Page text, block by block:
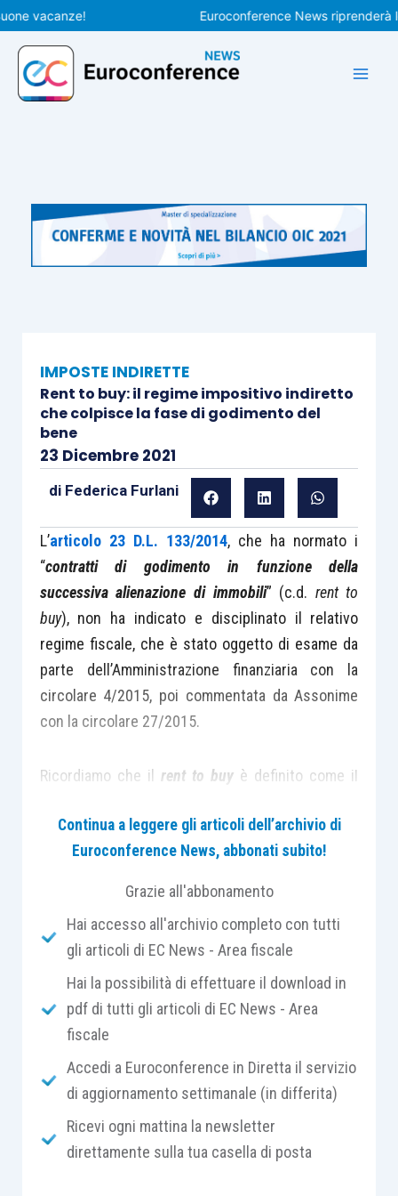
Vai
al
contenuto
Euroconference News riprenderà le
IMPOSTE INDIRETTE
Rent to buy: il regime impositivo indiretto
che colpisce la fase di godimento del
bene
23 Dicembre 2021
di Federica Furlani
L’articolo 23 D.L. 133/2014, che ha normato i
“contratti di godimento in funzione della
successiva alienazione di immobili” (c.d. rent to
buy), non ha indicato e disciplinato il relativo
regime fiscale, che è stato oggetto di esame da
parte dell’Amministrazione finanziaria con la
circolare 4/2015, poi commentata da Assonime
con la circolare 27/2015.
Ricordiamo che il rent to buy è definito come iI
prevedel’immediata concessione del godimento
di un immobile, con diritto per il conduttore di
parte di canone indicata nel contratto.
Si tratta pertanto di unnegozio giuridico
complessocaratterizzato:
dal godimento dell’immobile, per i periodi
precedenti l’esercizio del diritto di
acquisto, godimento che va assimilato, ai
fini fiscali, alla
locazione;
dall’imputazione di una quota del canone a
Continua a leggere gli articoli dell’archivio di
Euroconference News, abbonati subito!
Grazie all'abbonamento
Hai accesso all'archivio completo con tutti
gli articoli di EC News - Area fiscale
Hai la possibilità di effettuare il download in
pdf di tutti gli articoli di EC News - Area
fiscale
Accedi a Euroconference in Diretta il servizio
di aggiornamento settimanale (in differita)
Ricevi ogni mattina la newsletter
direttamente sulla tua casella di posta